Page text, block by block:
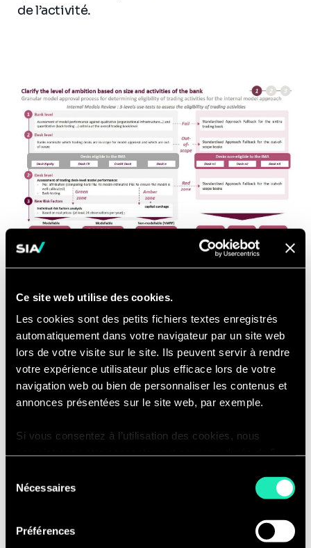
Ce site web utilise des cookies.
Les cookies sont des petits fichiers textes enregistrés
automatiquement dans votre navigateur par un site web
lors de votre visite sur le site. Ils peuvent servir à rendre
votre expérience utilisateur plus efficace lors de votre
navigation web ou bien de personnaliser les contenus et
annonces présentées sur le site web, par exemple.
Si vous consentez à l’utilisation des cookies, nous
consentir à cette utilisation à nouveau. Si vous ne
fonctionnement et ne personnalisera pas votre
Nécessaires
Préférences
de l’activité.
Cela doit être considéré comme un
changement commercial et opérationnel,
dicté par le Front Office comme étant le plus
proche de la transaction et capable
valorisation d’un produit spécifique.
En conclusion